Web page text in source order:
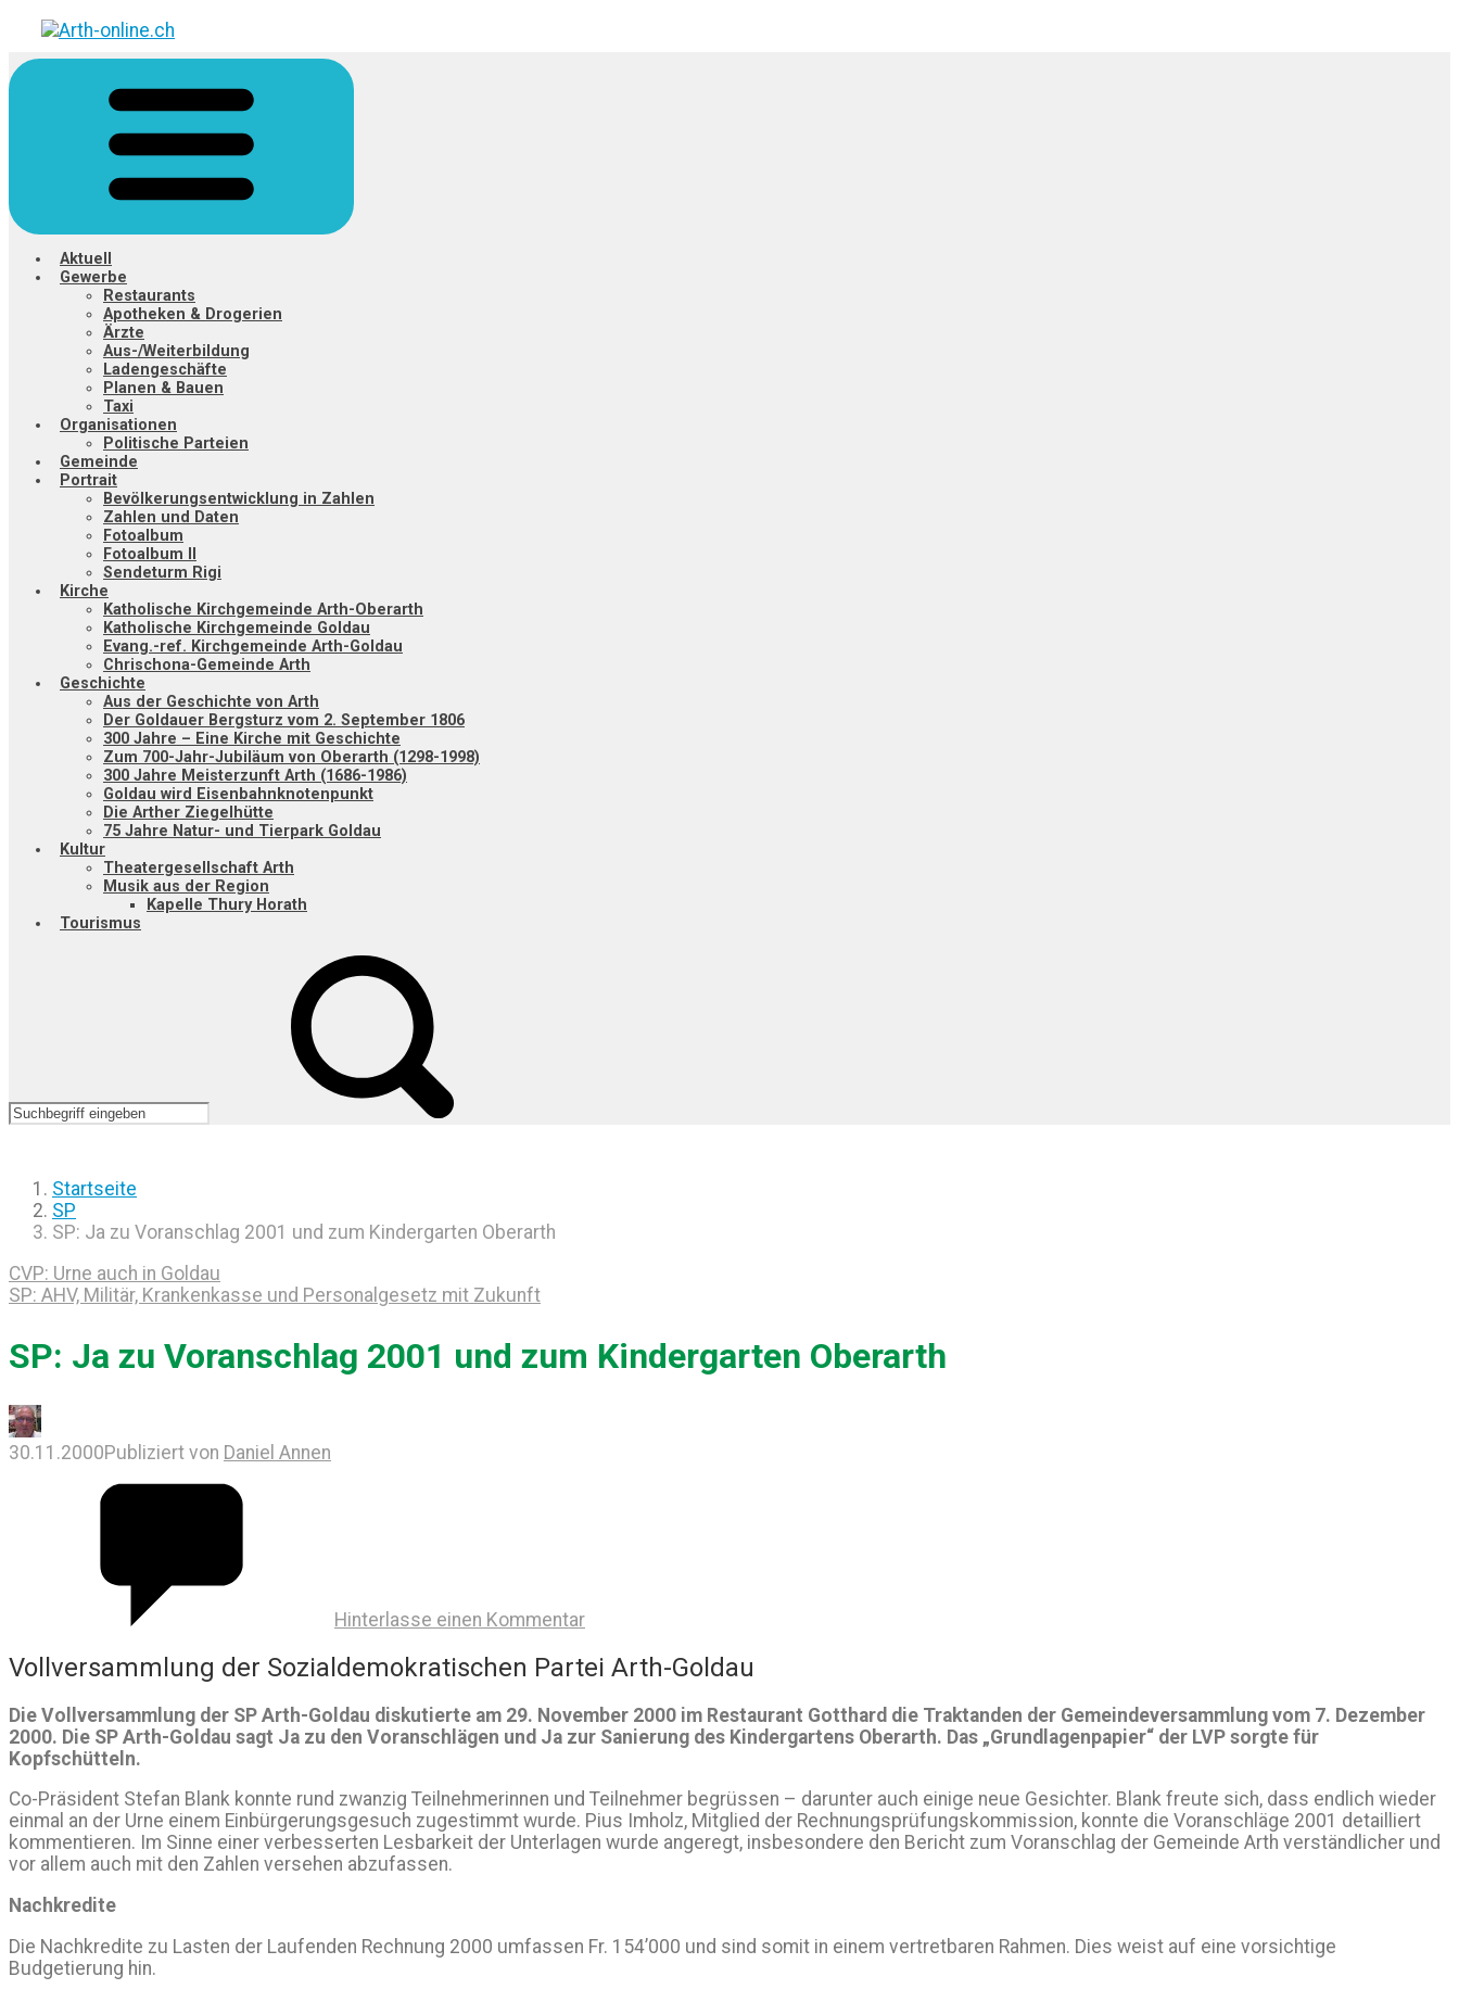
Zum
Hauptinhalt
springen
Aktuell
Gewerbe
Restaurants
Apotheken & Drogerien
Ärzte
Aus-/Weiterbildung
Ladengeschäfte
Planen & Bauen
Taxi
Organisationen
Politische Parteien
Gemeinde
Portrait
Bevölkerungsentwicklung in Zahlen
Zahlen und Daten
Fotoalbum
Fotoalbum II
Sendeturm Rigi
Kirche
Katholische Kirchgemeinde Arth-Oberarth
Katholische Kirchgemeinde Goldau
Evang.-ref. Kirchgemeinde Arth-Goldau
Chrischona-Gemeinde Arth
Geschichte
Aus der Geschichte von Arth
Der Goldauer Bergsturz vom 2. September 1806
300 Jahre – Eine Kirche mit Geschichte
Zum 700-Jahr-Jubiläum von Oberarth (1298-1998)
300 Jahre Meisterzunft Arth (1686-1986)
Goldau wird Eisenbahnknotenpunkt
Die Arther Ziegelhütte
75 Jahre Natur- und Tierpark Goldau
Kultur
Theatergesellschaft Arth
Musik aus der Region
Kapelle Thury Horath
Tourismus
Startseite
SP
SP: Ja zu Voranschlag 2001 und zum Kindergarten Oberarth
CVP: Urne auch in Goldau
SP: AHV, Militär, Krankenkasse und Personalgesetz mit Zukunft
SP: Ja zu Voranschlag 2001 und zum Kindergarten Oberarth
30.11.2000Publiziert von Daniel Annen
Hinterlasse einen Kommentar
Vollversammlung der Sozialdemokratischen Partei Arth-Goldau
Die Vollversammlung der SP Arth-Goldau diskutierte am 29. November 2000 im Restaurant Gotthard die Traktanden der Gemeindeversammlung vom 7. Dezember
2000. Die SP Arth-Goldau sagt Ja zu den Voranschlägen und Ja zur Sanierung des Kindergartens Oberarth. Das „Grundlagenpapier“ der LVP sorgte für
Kopfschütteln.
Co-Präsident Stefan Blank konnte rund zwanzig Teilnehmerinnen und Teilnehmer begrüssen – darunter auch einige neue Gesichter. Blank freute sich, dass endlich wieder
einmal an der Urne einem Einbürgerungsgesuch zugestimmt wurde. Pius Imholz, Mitglied der Rechnungsprüfungskommission, konnte die Voranschläge 2001 detailliert
kommentieren. Im Sinne einer verbesserten Lesbarkeit der Unterlagen wurde angeregt, insbesondere den Bericht zum Voranschlag der Gemeinde Arth verständlicher und
vor allem auch mit den Zahlen versehen abzufassen.
Nachkredite
Die Nachkredite zu Lasten der Laufenden Rechnung 2000 umfassen Fr. 154’000 und sind somit in einem vertretbaren Rahmen. Dies weist auf eine vorsichtige
Budgetierung hin.